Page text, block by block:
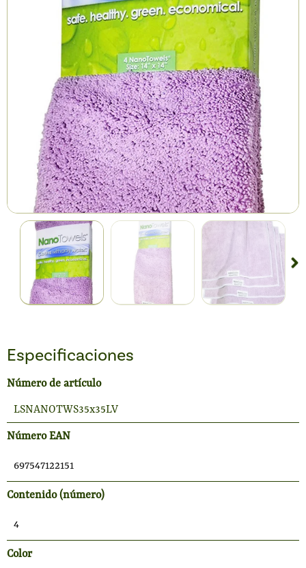
Especificaciones
Número de artículo
LSNANOTWS35x35LV
Número EAN
697547122151
Contenido (número)
4
Color